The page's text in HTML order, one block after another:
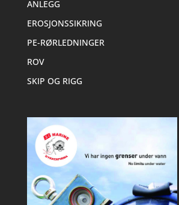
ANLEGG
EROSJONSSIKRING
PE-RØRLEDNINGER
ROV
SKIP OG RIGG